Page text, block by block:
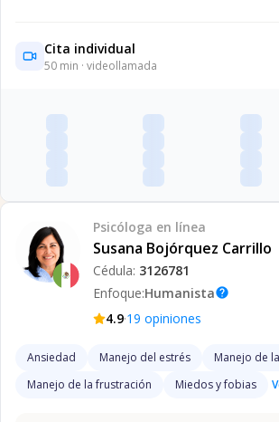
Cita individual
50 min · videollamada
Psicóloga en línea
Susana Bojórquez Carrillo
Cédula: 3126781
Enfoque:Humanistahelp
4.9·19 opiniones
Ansiedad Manejo del estrés
Manejo de
Manejo de la frustración
Miedos y fobias